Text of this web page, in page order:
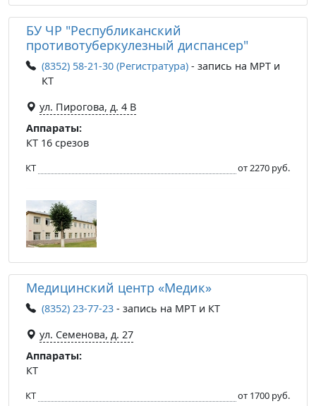
БУ ЧР "Республиканский
противотуберкулезный диспансер"
(8352) 58-21-30 (Регистратура) - запись на МРТ и
КТ
ул. Пирогова, д. 4 В
Аппараты:
КТ 16 срезов
КТ от 2270 руб.
Медицинский центр «Медик»
(8352) 23-77-23 - запись на МРТ и КТ
ул. Семенова, д. 27
Аппараты:
КТ
КТ от 1700 руб.